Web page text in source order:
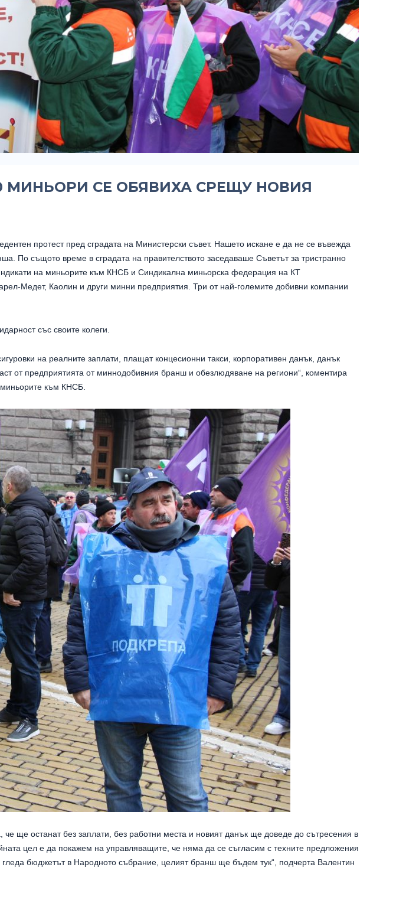
МИНЬОРИ СЕ ОБЯВИХА СРЕЩУ НОВИЯ
протест пред сградата на Министерски съвет. Нашето искане е да не се въвежда
По същото време в сградата на правителството заседаваше Съветът за тристранно
на миньорите към КНСБ и Синдикална миньорска федерация на КТ
Медет, Каолин и други минни предприятия. Три от най-големите добивни компании
със своите колеги.
на реалните заплати, плащат концесионни такси, корпоративен данък, данък
от предприятията от миннодобивния бранш и обезлюдяване на региони“, коментира
към КНСБ.
ще останат без заплати, без работни места и новият данък ще доведе до сътресения в
цел е да покажем на управляващите, че няма да се съгласим с техните предложения
бюджетът в Народното събрание, целият бранш ще бъдем тук“, подчерта Валентин